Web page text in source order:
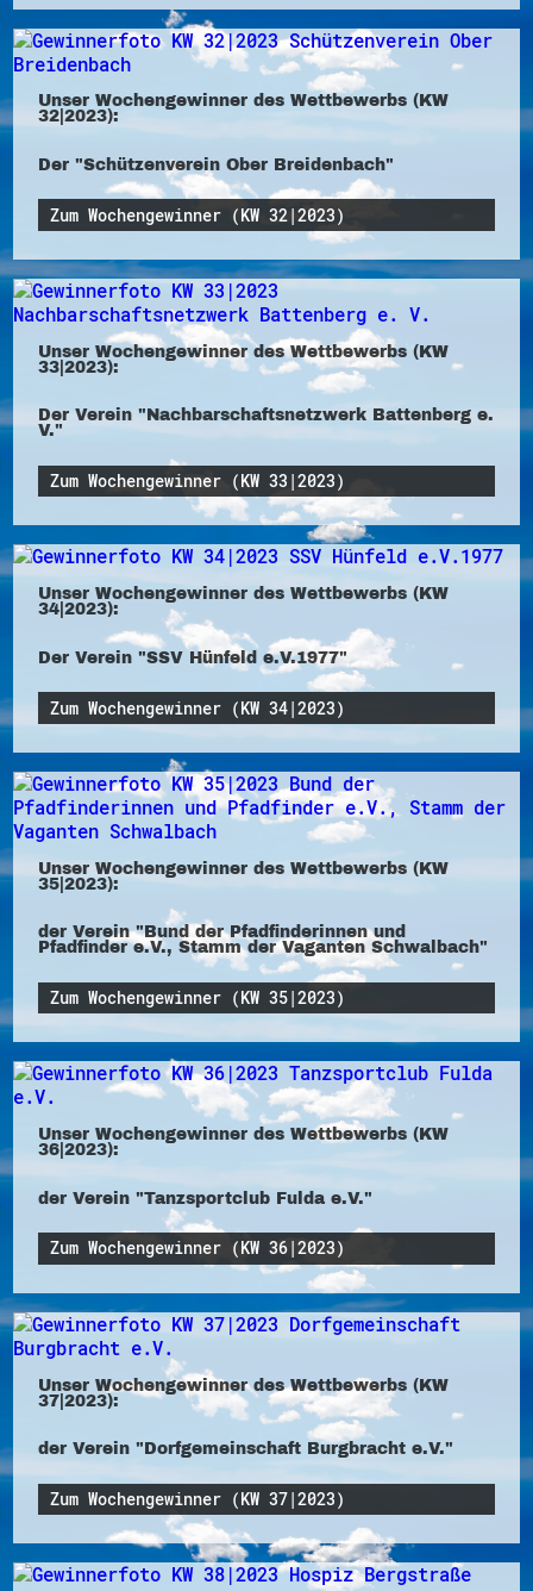
Unser Wochengewinner des Wettbewerbs (KW
32|2023):
Der "Schützenverein Ober Breidenbach"
Zum Wochengewinner (KW 32|2023)
Unser Wochengewinner des Wettbewerbs (KW
33|2023):
Der Verein "Nachbarschaftsnetzwerk Battenberg e.
V."
Zum Wochengewinner (KW 33|2023)
Unser Wochengewinner des Wettbewerbs (KW
34|2023):
Der Verein "SSV Hünfeld e.V.1977"
Zum Wochengewinner (KW 34|2023)
Unser Wochengewinner des Wettbewerbs (KW
35|2023):
der Verein "Bund der Pfadfinderinnen und
Pfadfinder e.V., Stamm der Vaganten Schwalbach"
Zum Wochengewinner (KW 35|2023)
Unser Wochengewinner des Wettbewerbs (KW
36|2023):
der Verein "Tanzsportclub Fulda e.V."
Zum Wochengewinner (KW 36|2023)
Unser Wochengewinner des Wettbewerbs (KW
37|2023):
der Verein "Dorfgemeinschaft Burgbracht e.V."
Zum Wochengewinner (KW 37|2023)